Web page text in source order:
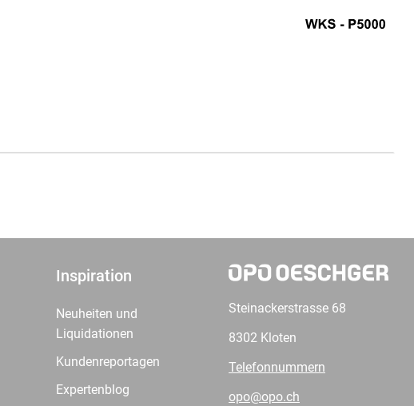
Inspiration
Neuheiten und
Liquidationen
Kundenreportagen
Expertenblog
Steinackerstrasse 68
8302 Kloten
Telefonnummern
opo@opo.ch